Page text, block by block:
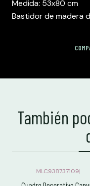
Medida: 53x80 cm
Bastidor de madera
También
MLC938737109|